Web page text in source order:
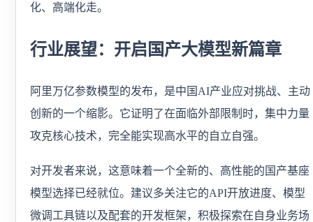
化、高端化走。
行业展望：开启国产大模型新篇章
阿里万亿参数模型的发布，是中国AI产业应对挑战、主动
创新的一个缩影。它证明了在面临外部限制时，集中力量
攻克核心技术，完全能实现高水平的自立自强。
对开发者来说，这意味着一个全新的、高性能的国产基座
模型选择已经就位。建议多关注它的API开放进度、模型
微调工具链以及配套的开发框架，积极探索在自身业务场